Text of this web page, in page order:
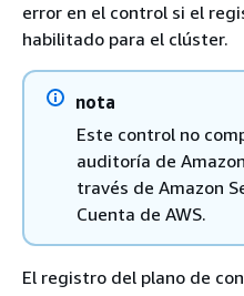
error en el control si el
habilitado para el clúster.
nota
Este control no
auditoría de
través de Amazon
Cuenta de AWS.
El registro del plano de